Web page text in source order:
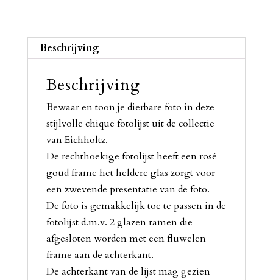
Beschrijving
Beschrijving
Bewaar en toon je dierbare foto in deze
stijlvolle chique fotolijst uit de collectie
van Eichholtz.
De rechthoekige fotolijst heeft een rosé
goud frame het heldere glas zorgt voor
een zwevende presentatie van de foto.
De foto is gemakkelijk toe te passen in de
fotolijst d.m.v. 2 glazen ramen die
afgesloten worden met een fluwelen
frame aan de achterkant.
De achterkant van de lijst mag gezien